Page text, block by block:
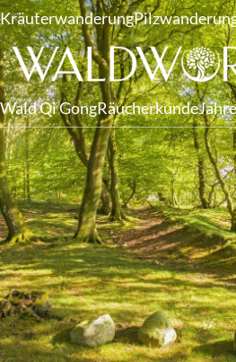
Kräuterwanderung
Wald Qi GongRäucherkunde